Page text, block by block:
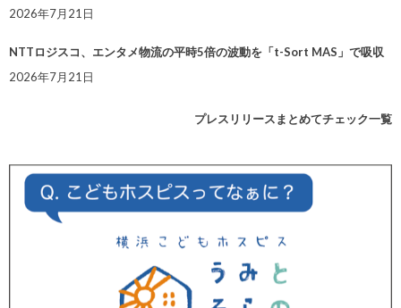
2026年7月21日
NTTロジスコ、エンタメ物流の平時5倍の波動を「t-Sort MAS」で吸収
2026年7月21日
プレスリリースまとめてチェック一覧